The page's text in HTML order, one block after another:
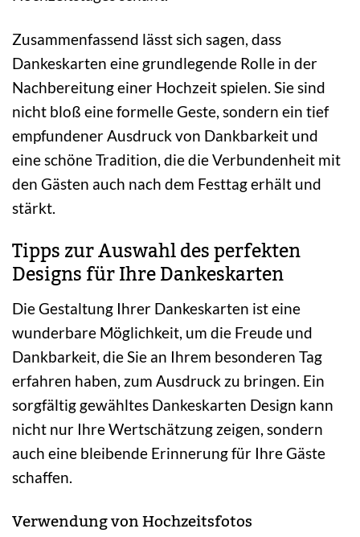
Zusammenfassend lässt sich sagen, dass
Dankeskarten eine grundlegende Rolle in der
Nachbereitung einer Hochzeit spielen. Sie sind
nicht bloß eine formelle Geste, sondern ein tief
empfundener Ausdruck von Dankbarkeit und
eine schöne Tradition, die die Verbundenheit mit
den Gästen auch nach dem Festtag erhält und
stärkt.
Tipps zur Auswahl des perfekten
Designs für Ihre Dankeskarten
Die Gestaltung Ihrer Dankeskarten ist eine
wunderbare Möglichkeit, um die Freude und
Dankbarkeit, die Sie an Ihrem besonderen Tag
erfahren haben, zum Ausdruck zu bringen. Ein
sorgfältig gewähltes Dankeskarten Design kann
nicht nur Ihre Wertschätzung zeigen, sondern
auch eine bleibende Erinnerung für Ihre Gäste
schaffen.
Verwendung von Hochzeitsfotos